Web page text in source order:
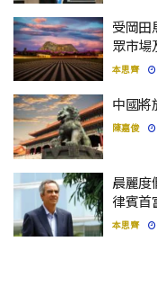
受岡田
眾市場
本思齊
中國將
陳嘉俊
晨麗度
律賓首
本思齊